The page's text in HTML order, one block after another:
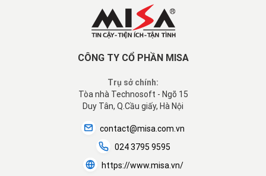
CÔNG TY CỔ PHẦN MISA
Trụ sở chính:
Tòa nhà Technosoft - Ngõ 15
Duy Tân, Q.Cầu giấy, Hà Nội
contact@misa.com.vn
024 3795 9595
https://www.misa.vn/